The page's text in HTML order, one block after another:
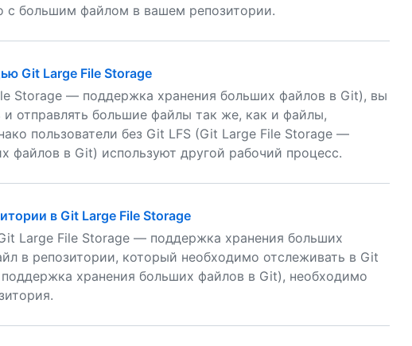
с большим файлом в вашем репозитории.
Git Large File Storage
Storage — поддержка хранения больших файлов в Git), вы
и отправлять большие файлы так же, как и файлы,
пользователи без Git LFS (Git Large File Storage —
файлов в Git) используют другой рабочий процесс.
в Git Large File Storage
Large File Storage — поддержка хранения больших
в репозитории, который необходимо отслеживать в Git
хранения больших файлов в Git), необходимо